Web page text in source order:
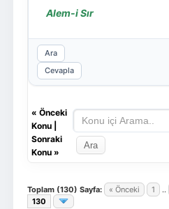
Alem-i Sır
Ara
Cevapla
« Önceki
Konu|
Sonraki
Konu»
Toplam (130) Sayfa: « Önceki 1 ..
130